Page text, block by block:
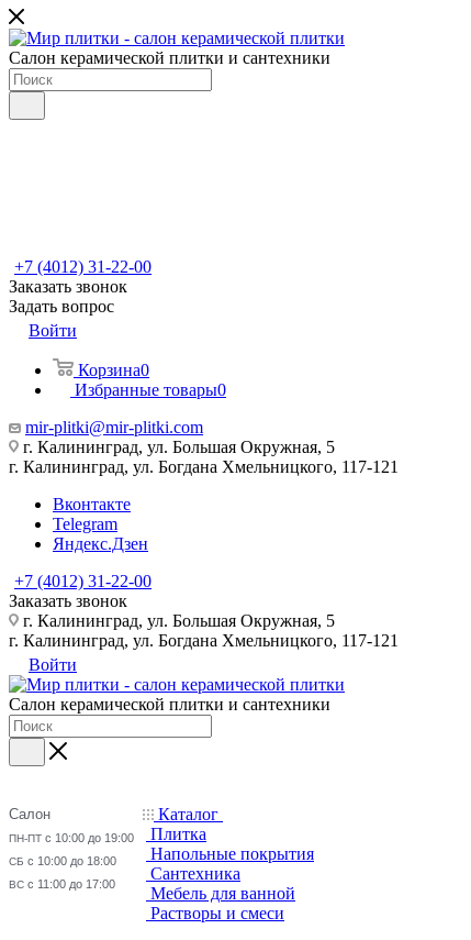
Салон керамической плитки и сантехники
+7 (4012) 31-22-00
Заказать звонок
Задать вопрос
Войти
Корзина0
Избранные товары0
mir-plitki@mir-plitki.com
г. Калининград, ул. Большая Окружная, 5
г. Калининград, ул. Богдана Хмельницкого, 117-121
Вконтакте
Telegram
Яндекс.Дзен
+7 (4012) 31-22-00
Заказать звонок
г. Калининград, ул. Большая Окружная, 5
г. Калининград, ул. Богдана Хмельницкого, 117-121
Войти
Салон керамической плитки и сантехники
Салон
ПН-ПТ с 10:00 до 19:00
СБ с 10:00 до 18:00
ВС с 11:00 до 17:00
Каталог
Плитка
Напольные покрытия
Сантехника
Мебель для ванной
Растворы и смеси